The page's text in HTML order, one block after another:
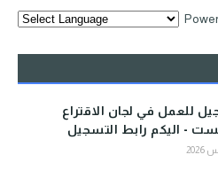
للعمل في لجان الاقتراع
- اليكم رابط التسجيل